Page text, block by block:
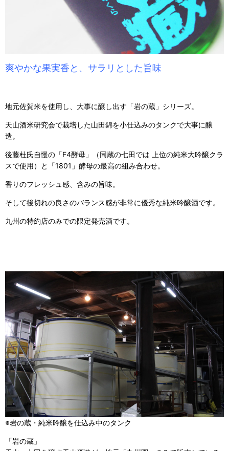
爽やかな果実香と、サラリとした旨味
地元佐賀米を使用し、大事に醸し出す「岩の蔵」シリーズ。
天山酒米研究会で栽培した山田錦を小仕込みのタンクで大事に醸
造。
後藤杜氏自慢の「F4酵母」（同蔵の七田では 上位の純米大吟醸クラ
スで使用）と「1801」酵母の最高の組み合わせ。
香りのフレッシュ感、含みの旨味。
そして後切れの良さのバランス感が非常に優秀な純米吟醸酒です。
九州の特約店のみでの限定発売酒です。
※岩の蔵・純米吟醸を仕込み中のタンク
「岩の蔵」